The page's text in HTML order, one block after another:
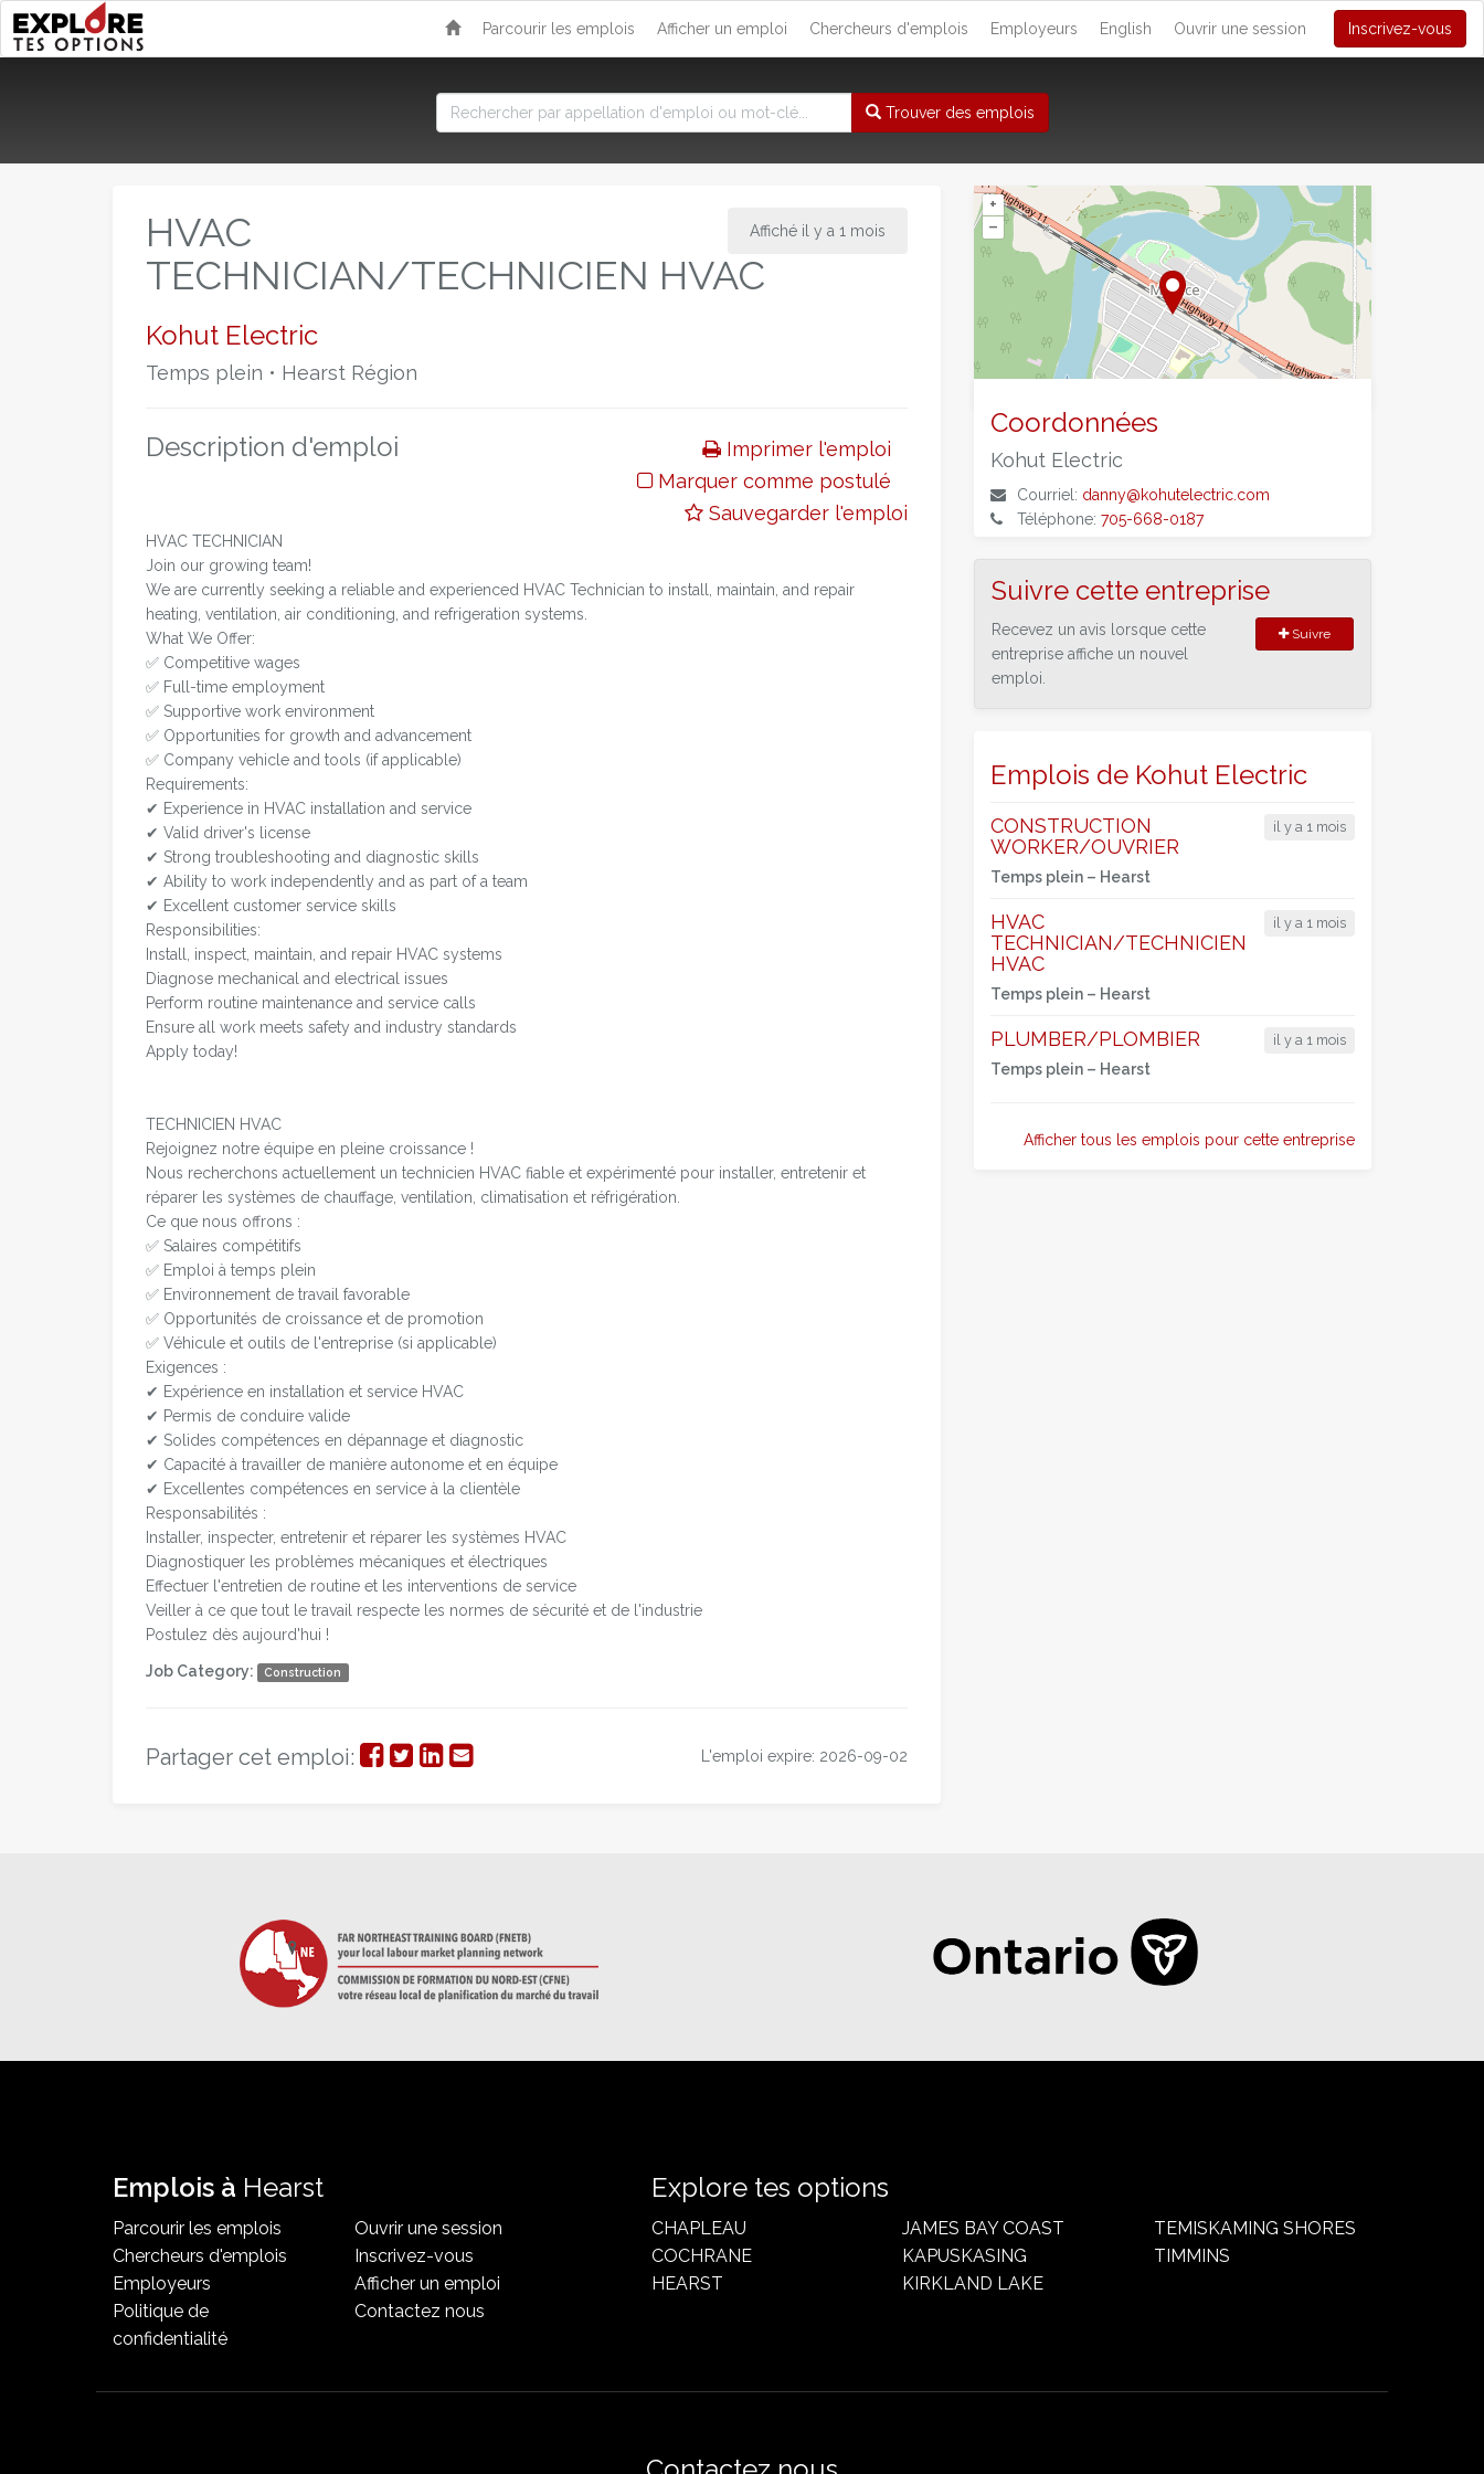
Parcourir les emplois Afficher un emploi Chercheurs d'emplois Employeurs English Ouvrir une session Inscrivez-vous
Trouver des emplois
Affiché il y a 1 mois
HVAC
TECHNICIAN/TECHNICIEN HVAC
Kohut Electric
Temps plein • Hearst Région
Imprimer l'emploi
Marquer comme postulé
Sauvegarder l'emploi
Description d'emploi
HVAC TECHNICIAN
Join our growing team!
We are currently seeking a reliable and experienced HVAC Technician to install, maintain, and repair
heating, ventilation, air conditioning, and refrigeration systems.
What We Offer:
✅ Competitive wages
✅ Full-time employment
✅ Supportive work environment
✅ Opportunities for growth and advancement
✅ Company vehicle and tools (if applicable)
Requirements:
✔ Experience in HVAC installation and service
✔ Valid driver's license
✔ Strong troubleshooting and diagnostic skills
✔ Ability to work independently and as part of a team
✔ Excellent customer service skills
Responsibilities:
Install, inspect, maintain, and repair HVAC systems
Diagnose mechanical and electrical issues
Perform routine maintenance and service calls
Ensure all work meets safety and industry standards
Apply today!
TECHNICIEN HVAC
Rejoignez notre équipe en pleine croissance !
Nous recherchons actuellement un technicien HVAC fiable et expérimenté pour installer, entretenir et
réparer les systèmes de chauffage, ventilation, climatisation et réfrigération.
Ce que nous offrons :
✅ Salaires compétitifs
✅ Emploi à temps plein
✅ Environnement de travail favorable
✅ Opportunités de croissance et de promotion
✅ Véhicule et outils de l'entreprise (si applicable)
Exigences :
✔ Expérience en installation et service HVAC
✔ Permis de conduire valide
✔ Solides compétences en dépannage et diagnostic
✔ Capacité à travailler de manière autonome et en équipe
✔ Excellentes compétences en service à la clientèle
Responsabilités :
Installer, inspecter, entretenir et réparer les systèmes HVAC
Diagnostiquer les problèmes mécaniques et électriques
Effectuer l'entretien de routine et les interventions de service
Veiller à ce que tout le travail respecte les normes de sécurité et de l'industrie
Postulez dès aujourd'hui !
Job Category: Construction
Partager cet emploi: Partager
Partager
Partager
Partager
L'emploi expire: 2026-09-02
+
–
Coordonnées
Kohut Electric
Courriel: danny@kohutelectric.com
Téléphone: 705-668-0187
Suivre cette entreprise
Recevez un avis lorsque cette
entreprise affiche un nouvel
emploi.
Suivre
Emplois de Kohut Electric
il y a 1 mois
CONSTRUCTION
WORKER/OUVRIER
Temps plein – Hearst
il y a 1 mois
HVAC
TECHNICIAN/TECHNICIEN
HVAC
Temps plein – Hearst
il y a 1 mois
PLUMBER/PLOMBIER
Temps plein – Hearst
Afficher tous les emplois pour cette entreprise
Emplois à Hearst
Parcourir les emplois
Chercheurs d'emplois
Employeurs
Politique de
confidentialité
Ouvrir une session
Inscrivez-vous
Afficher un emploi
Contactez nous
Explore tes options
CHAPLEAU
COCHRANE
HEARST
JAMES BAY COAST
KAPUSKASING
KIRKLAND LAKE
TEMISKAMING SHORES
TIMMINS